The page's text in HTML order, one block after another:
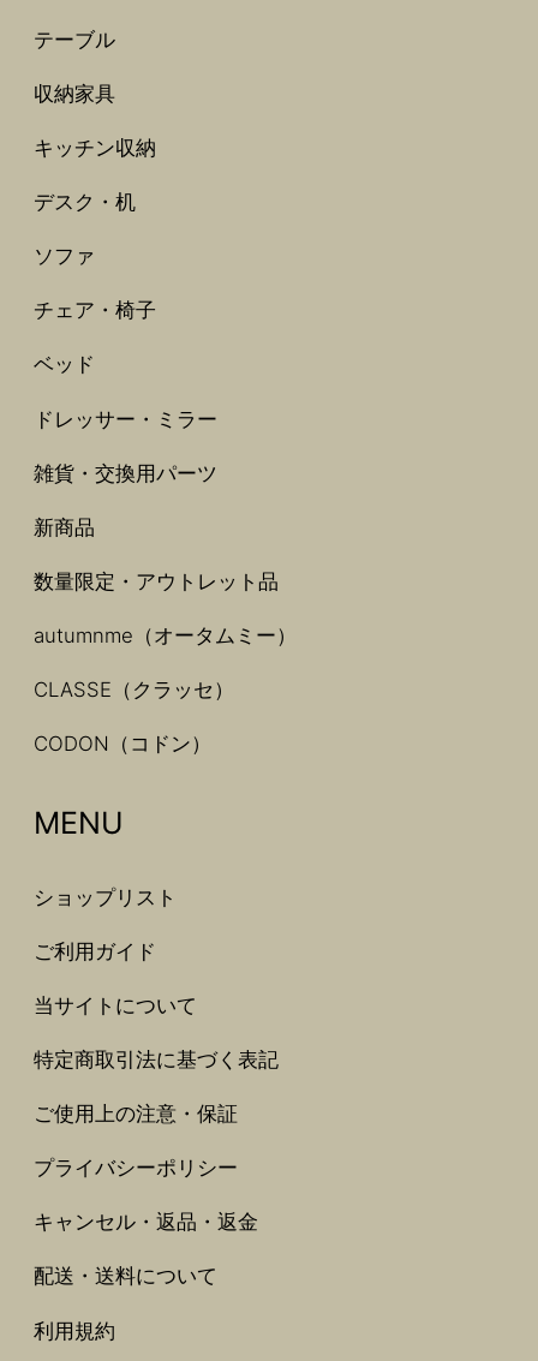
テーブル
収納家具
キッチン収納
デスク・机
ソファ
チェア・椅子
ベッド
ドレッサー・ミラー
雑貨・交換用パーツ
新商品
数量限定・アウトレット品
autumnme（オータムミー）
CLASSE（クラッセ）
CODON（コドン）
MENU
ショップリスト
ご利用ガイド
当サイトについて
特定商取引法に基づく表記
ご使用上の注意・保証
プライバシーポリシー
キャンセル・返品・返金
配送・送料について
利用規約